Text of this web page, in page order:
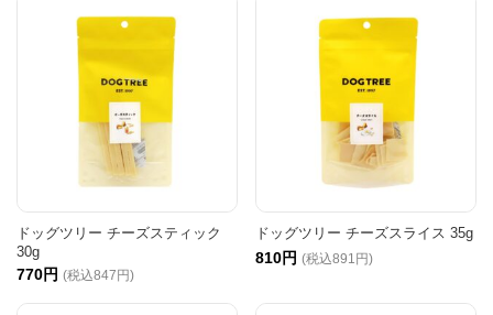
ドッグツリー チーズスティック
30g
770円 (税込847円)
ドッグツリー チーズスライス 35g
810円 (税込891円)